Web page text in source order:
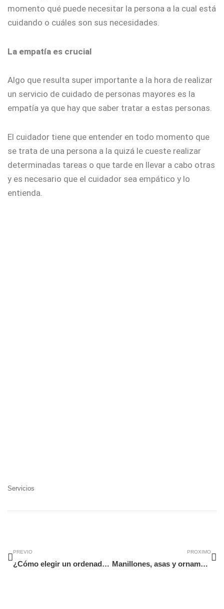
momento qué puede necesitar la persona a la cual está
cuidando o cuáles son sus necesidades.
La empatía es crucial
Algo que resulta super importante a la hora de realizar
un servicio de cuidado de personas mayores es la
empatía ya que hay que saber tratar a estas personas.
El cuidador tiene que entender en todo momento que
se trata de una persona a la quizá le cueste realizar
determinadas tareas o que tarde en llevar a cabo otras
y es necesario que el cuidador sea empático y lo
entienda.
Servicios
PREVIO
¿Cómo elegir un ordenador para tu hijo?
PROXIMO
Manillones, asas y ornamentos para muebles.